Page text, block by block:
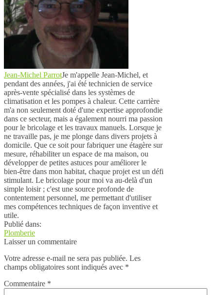
Jean-Michel ParrotJe m'appelle Jean-Michel, et
pendant des années, j'ai été technicien de service
après-vente spécialisé dans les systèmes de
climatisation et les pompes à chaleur. Cette carrière
m'a non seulement doté d'une expertise approfondie
dans ce secteur, mais a également nourri ma passion
pour le bricolage et les travaux manuels. Lorsque je
ne travaille pas, je me plonge dans divers projets à
domicile. Que ce soit pour fabriquer une étagère sur
mesure, réhabiliter un espace de ma maison, ou
développer de petites astuces pour améliorer le
bien-être dans mon habitat, chaque projet est un défi
stimulant. Le bricolage pour moi va au-delà d'un
simple loisir ; c'est une source profonde de
contentement personnel, me permettant d'utiliser
mes compétences techniques de façon inventive et
utile.
Publié dans:
Plomberie
Laisser un commentaire
Votre adresse e-mail ne sera pas publiée. Les
champs obligatoires sont indiqués avec *
Commentaire *